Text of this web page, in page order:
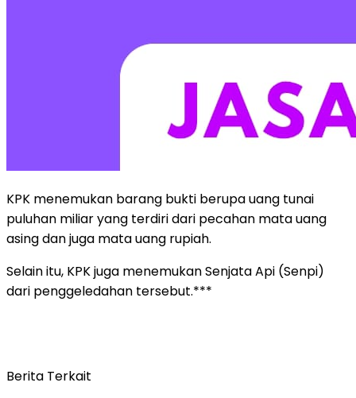
KPK menemukan barang bukti berupa uang tunai
puluhan miliar yang terdiri dari pecahan mata uang
asing dan juga mata uang rupiah.
Selain itu, KPK juga menemukan Senjata Api (Senpi)
dari penggeledahan tersebut.***
Berita Terkait